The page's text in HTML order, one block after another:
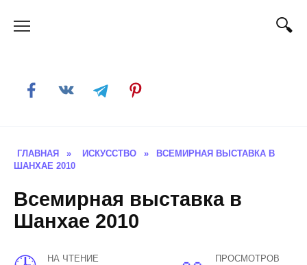
ГЛАВНАЯ » ИСКУССТВО »
ВСЕМИРНАЯ ВЫСТАВКА В
ШАНХАЕ 2010
Всемирная выставка в
Шанхае 2010
НА ЧТЕНИЕ ПРОСМОТРОВ